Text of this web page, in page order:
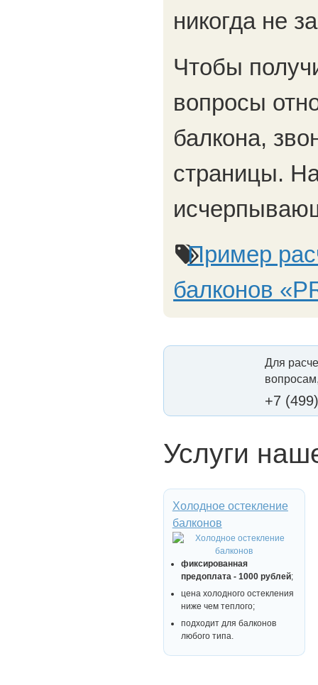
никогда не
Чтобы
вопросы
балкона,
страницы.
Пример
балконов
Для
+7
Услуги
Холодное остекление
балконов
фиксированная
предоплата - 1000 рублей;
цена холодного остекления
ниже чем теплого;
подходит для балконов
любого типа.